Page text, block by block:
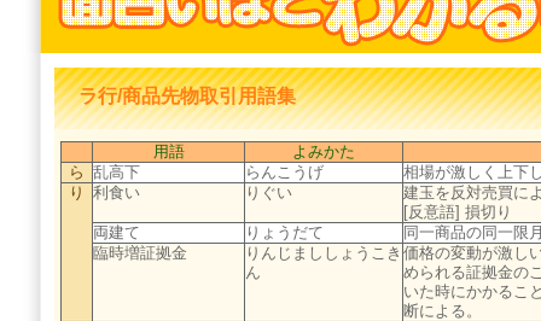
ラ行/商品先物取引用語集
用語
よみかた
ら 乱高下 らんこうげ
相場が激しく上下
り
利食い りぐい
建玉を反対売買に
[反意語] 損切り
両建て
りょうだて
同一商品の同一限
臨時増証拠金
りんじまししょうこき
ん
価格の変動が激し
められる証拠金の
いた時にかかるこ
断による。